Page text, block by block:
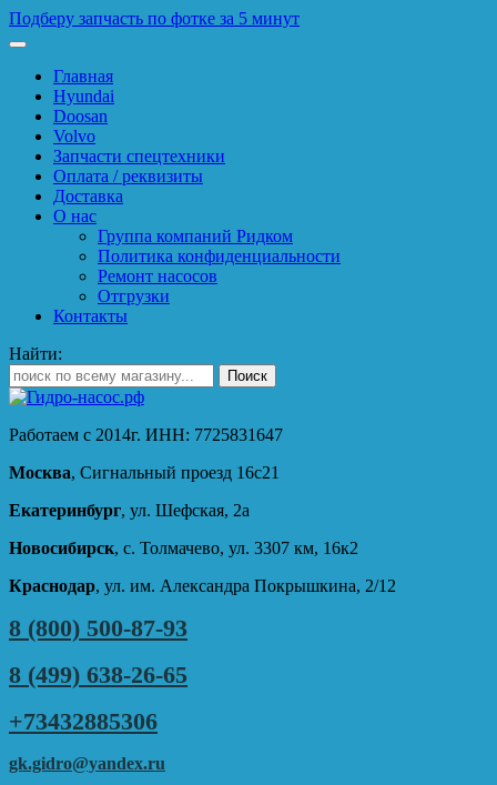
Подберу запчасть по фотке за 5 минут
Главная
Hyundai
Doosan
Volvo
Запчасти спецтехники
Оплата / реквизиты
Доставка
О нас
Группа компаний Ридком
Политика конфиденциальности
Ремонт насосов
Отгрузки
Контакты
Найти:
Работаем с 2014г. ИНН: 7725831647
Москва, Сигнальный проезд 16с21
Екатеринбург, ул. Шефская, 2а
Новосибирск, с. Толмачево, ул. 3307 км, 16к2
Краснодар, ул. им. Александра Покрышкина, 2/12
8 (800) 500-87-93
8 (499) 638-26-65
+73432885306
gk.gidro@yandex.ru